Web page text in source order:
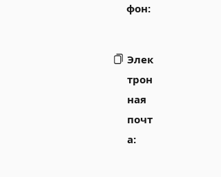
фон:
Элек
трон
ная
почт
а: